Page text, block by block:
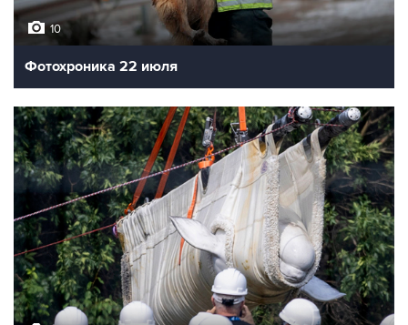
10
Фотохроника 22 июля